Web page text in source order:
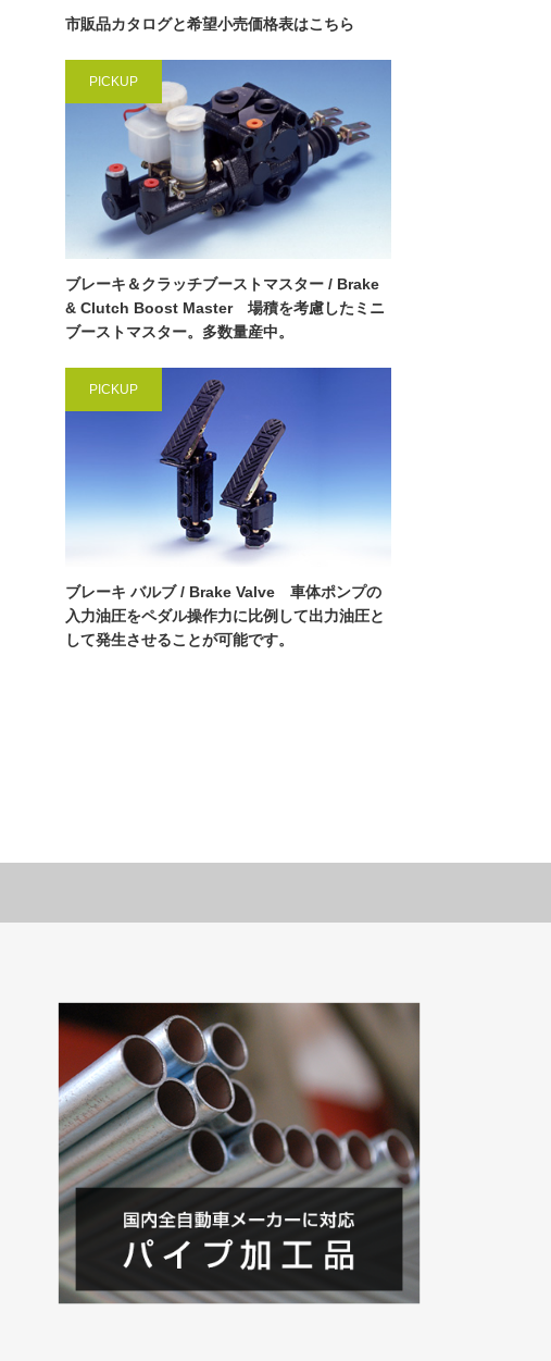
市販品カタログと希望小売価格表はこちら
PICKUP
ブレーキ＆クラッチブーストマスター / Brake
& Clutch Boost Master 場積を考慮したミニ
ブーストマスター。多数量産中。
PICKUP
ブレーキ バルブ / Brake Valve 車体ポンプの
入力油圧をペダル操作力に比例して出力油圧と
して発生させることが可能です。